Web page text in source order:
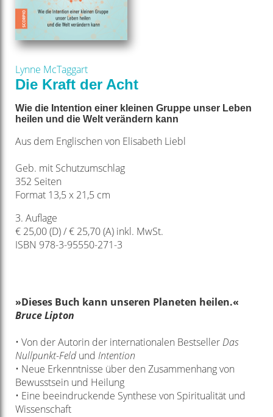
Lynne McTaggart
Die Kraft der Acht
Wie die Intention einer kleinen Gruppe unser Leben
heilen und die Welt verändern kann
Aus dem Englischen von Elisabeth Liebl
Geb. mit Schutzumschlag
352 Seiten
Format 13,5 x 21,5 cm
3. Auflage
€ 25,00 (D) / € 25,70 (A) inkl. MwSt.
ISBN 978-3-95550-271-3
»Dieses Buch kann unseren Planeten heilen.«
Bruce Lipton
• Von der Autorin der internationalen Bestseller Das
Nullpunkt-Feldund Intention
• Neue Erkenntnisse über den Zusammenhangvon
Bewusstsein und Heilung
• Eine beeindruckende Synthese von Spiritualität und
Wissenschaft